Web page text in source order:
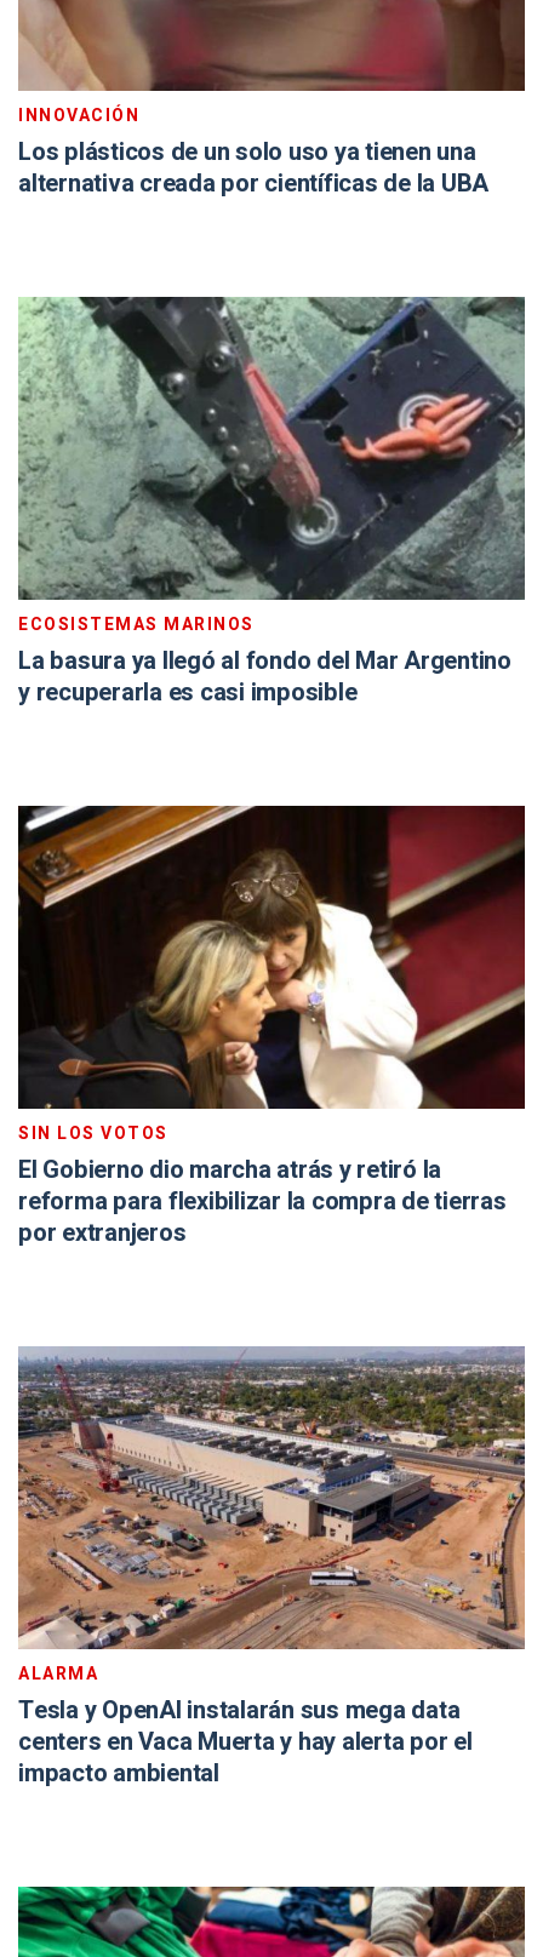
INNOVACIÓN
Los plásticos de un solo uso ya tienen una
alternativa creada por científicas de la UBA
ECOSISTEMAS MARINOS
La basura ya llegó al fondo del Mar Argentino
y recuperarla es casi imposible
SIN LOS VOTOS
El Gobierno dio marcha atrás y retiró la
reforma para flexibilizar la compra de tierras
por extranjeros
ALARMA
Tesla y OpenAI instalarán sus mega data
centers en Vaca Muerta y hay alerta por el
impacto ambiental